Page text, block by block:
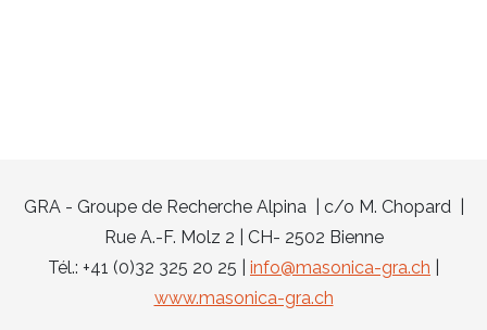
GRA - Groupe de Recherche Alpina | c/o M. Chopard |
Rue A.-F. Molz 2 | CH- 2502 Bienne
Tél.: +41 (0)32 325 20 25 | info@masonica-gra.ch
www.masonica-gra.ch